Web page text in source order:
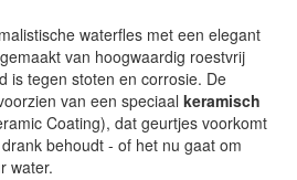
waterfles met een elegant
van hoogwaardig roestvrij
is tegen stoten en corrosie. De
van een speciaal keramisch
Coating), dat geurtjes voorkomt
behoudt - of het nu gaat om
water.